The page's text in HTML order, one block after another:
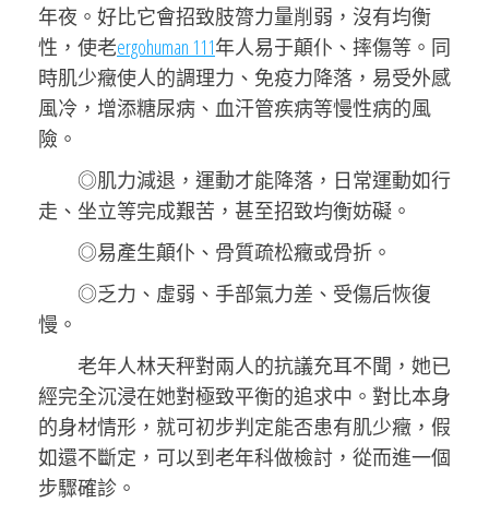
年夜。好比它會招致肢膂力量削弱，沒有均衡
性，使老ergohuman 111年人易于顛仆、摔傷等。同
時肌少癥使人的調理力、免疫力降落，易受外感
風冷，增添糖尿病、血汗管疾病等慢性病的風
險。
◎肌力減退，運動才能降落，日常運動如行
走、坐立等完成艱苦，甚至招致均衡妨礙。
◎易產生顛仆、骨質疏松癥或骨折。
◎乏力、虛弱、手部氣力差、受傷后恢復
慢。
老年人林天秤對兩人的抗議充耳不聞，她已
經完全沉浸在她對極致平衡的追求中。對比本身
的身材情形，就可初步判定能否患有肌少癥，假
如還不斷定，可以到老年科做檢討，從而進一個
步驟確診。